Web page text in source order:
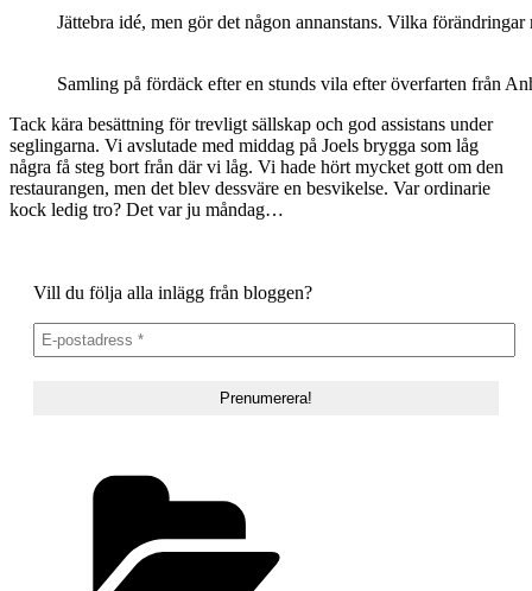
Jättebra idé, men gör det någon annanstans. Vilka
Samling på fördäck efter en stunds vila efter överfarten från
Tack kära besättning för trevligt sällskap och god assistans under
seglingarna. Vi avslutade med middag på Joels brygga som låg
några få steg bort från där vi låg. Vi hade hört mycket gott om den
restaurangen, men det blev dessväre en besvikelse. Var ordinarie
kock ledig tro? Det var ju måndag…
Vill du följa alla inlägg från bloggen?